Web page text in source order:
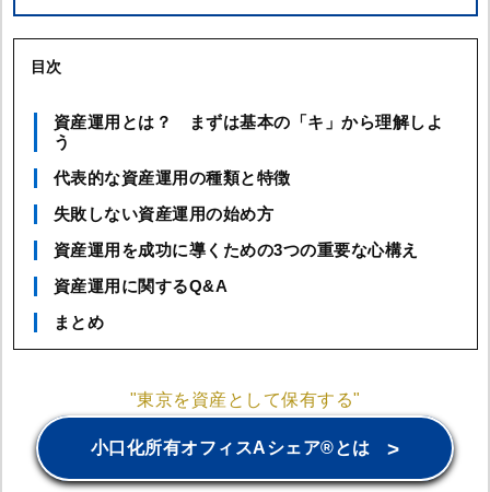
目次
資産運用とは？ まずは基本の「キ」から理解しよ
う
代表的な資産運用の種類と特徴
失敗しない資産運用の始め方
資産運用を成功に導くための3つの重要な心構え
資産運用に関するQ&A
まとめ
"東京を資産として保有する"
小口化所有オフィスAシェア®とは >